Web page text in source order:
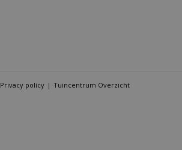
Privacy policy Tuincentrum Overzicht